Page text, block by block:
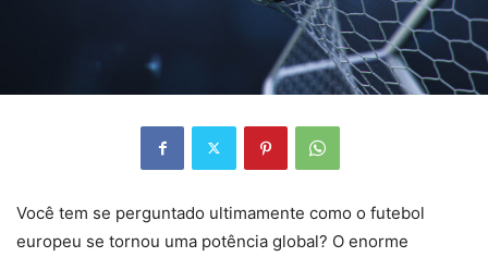
Você tem se perguntado ultimamente como o futebol
europeu se tornou uma potência global? O enorme